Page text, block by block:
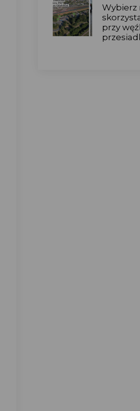
Wybierz
przy